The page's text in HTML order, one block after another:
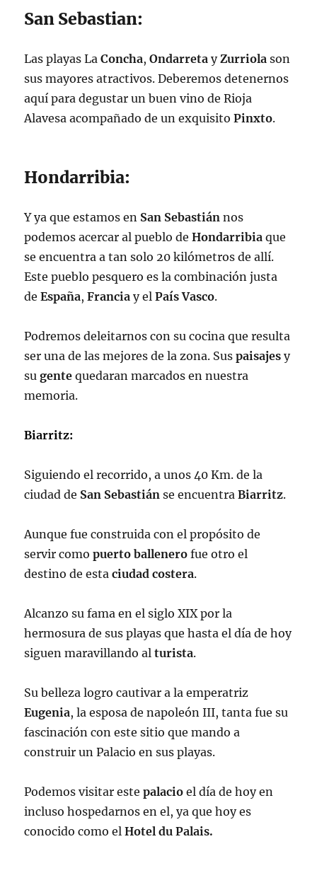
San Sebastian:
Las playas LaConcha,Ondarreta yZurriola son
sus mayores atractivos. Deberemos detenernos
aquí para degustar un buen vino de Rioja
Alavesa acompañado de un exquisitoPinxto.
Hondarribia:
Y ya que estamos en San Sebastián nos
podemos acercar al pueblo deHondarribia que
se encuentra a tan solo 20 kilómetros de allí.
Este pueblo pesquero es la combinación justa
deEspaña,Francia y elPaís Vasco.
Podremos deleitarnos con su cocina que resulta
ser una de las mejores de la zona. Suspaisajes y
sugente quedaran marcados en nuestra
memoria.
Biarritz:
Siguiendo el recorrido, a unos 40 Km. de la
ciudad de San Sebastián se encuentraBiarritz.
Aunque fue construida con el propósito de
servir comopuerto ballenero fue otro el
destino de estaciudad costera.
Alcanzo su fama en el siglo XIX por la
hermosura de sus playas que hasta el día de hoy
siguen maravillando alturista.
Su belleza logro cautivar a la emperatriz
Eugenia, la esposa de napoleón III, tanta fue su
fascinación con este sitio que mando a
construir un Palacio en sus playas.
Podemos visitar estepalacio el día de hoy en
incluso hospedarnos en el, ya que hoy es
conocido como elHotel du Palais.